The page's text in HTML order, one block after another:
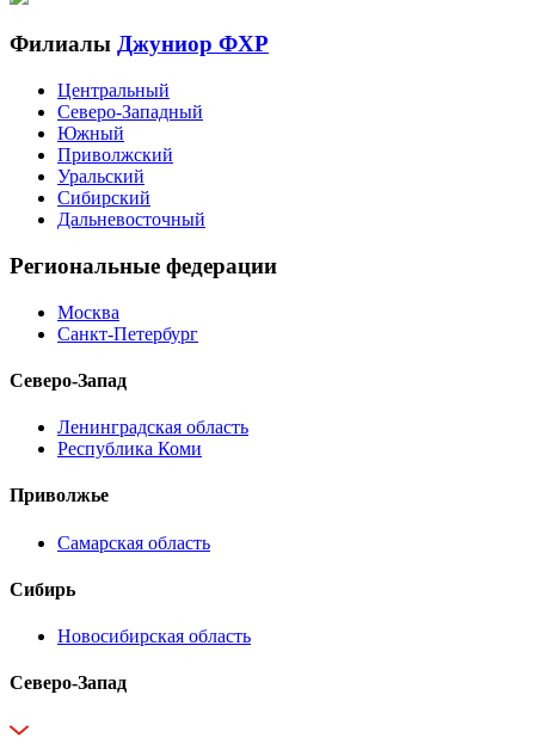
Филиалы Джуниор ФХР
Центральный
Северо-Западный
Южный
Приволжский
Уральский
Сибирский
Дальневосточный
Региональные федерации
Москва
Санкт-Петербург
Северо-Запад
Ленинградская область
Республика Коми
Приволжье
Самарская область
Сибирь
Новосибирская область
Северо-Запад